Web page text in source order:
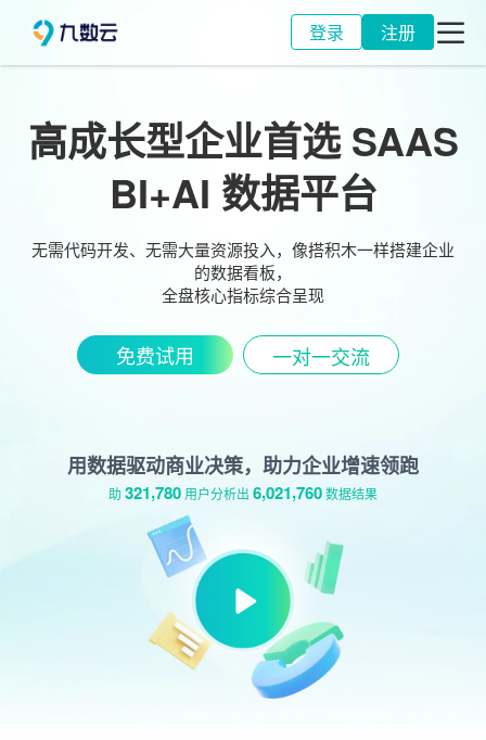
登录 注册
九思
高成长型企业都在用的数据AI平台
BI+AI，让每个人都能成为企业级数据分析师
立即体验
预约演示